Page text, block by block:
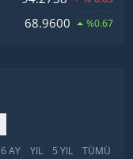
68.9600 %0.67
6 AY YIL 5 YIL TÜMÜ